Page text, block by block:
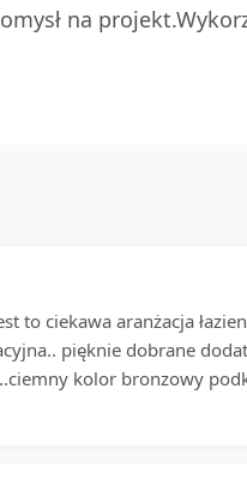
na
to ciekawa aranżacja
pięknie dobrane
kolor bronzowy